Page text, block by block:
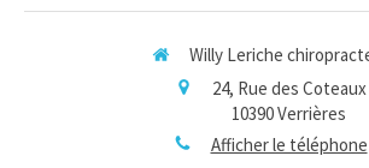
Willy Leriche
24, Rue des Coteaux
10390Verrières
Afficher le téléphone